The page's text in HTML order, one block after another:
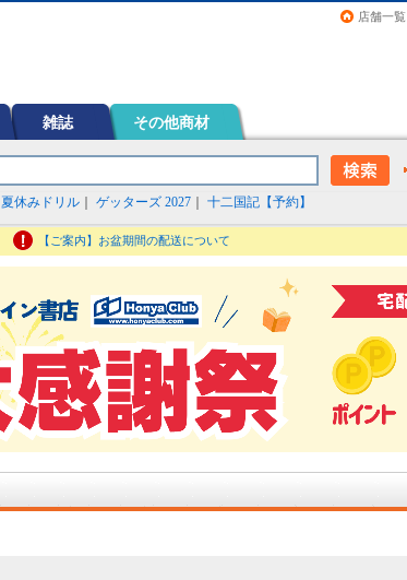
店舗一覧
雑誌 その他商材
夏休みドリル ゲッターズ 2027 十二国記【予約】
【ご案内】お盆期間の配送について